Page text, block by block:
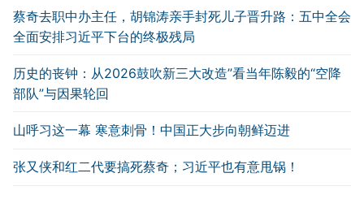
蔡奇去职中办主任，胡锦涛亲手封死儿子晋升路：五中全会
全面安排习近平下台的终极残局
历史的丧钟：从2026鼓吹新三大改造”看当年陈毅的“空降
部队”与因果轮回
山呼习这一幕 寒意刺骨！中国正大步向朝鲜迈进
张又侠和红二代要搞死蔡奇；习近平也有意甩锅！